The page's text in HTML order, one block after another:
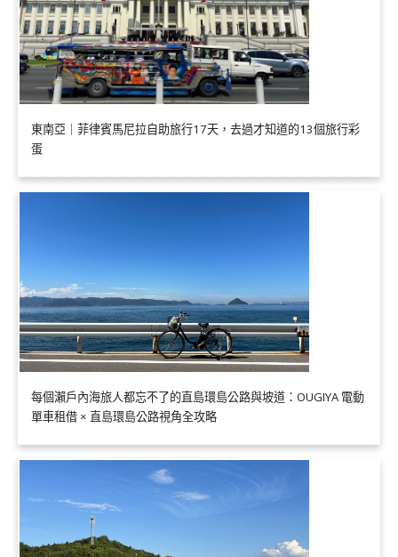
東南亞｜菲律賓馬尼拉自助旅行17天，去過才知道的13個旅行彩
蛋
每個瀨戶內海旅人都忘不了的直島環島公路與坡道：OUGIYA 電動
單車租借 × 直島環島公路視角全攻略